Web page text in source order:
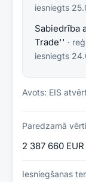
iesniegts
Sabiedrība
Trade'' ·
iesniegts
Avots: EIS
Paredzamā
2 387 660 EUR
Iesniegšanas